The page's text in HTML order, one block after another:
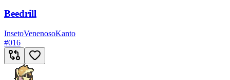
Beedrill
InsetoVenenosoKanto
#016